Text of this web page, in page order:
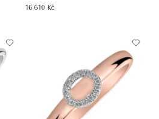
16 610 Kč